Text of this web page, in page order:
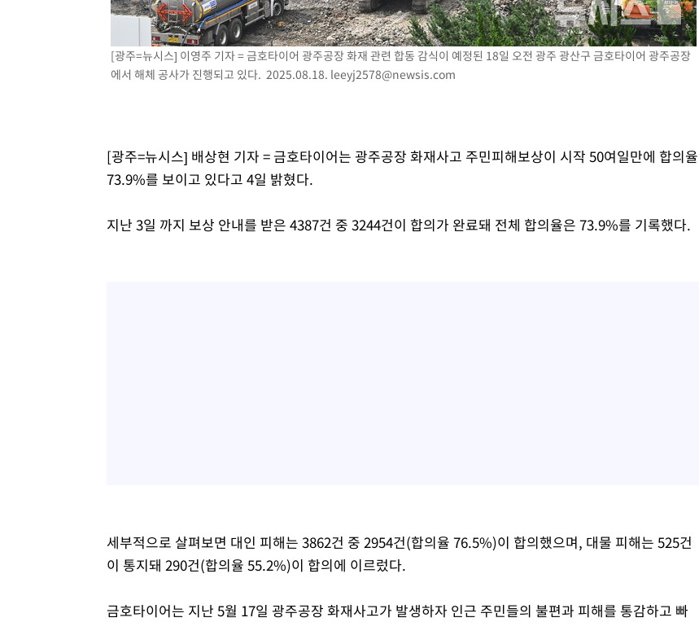
[속보]종합특검, 대검 추가 압수수색…내란 중요임무종사 혐의
[속보]코스닥, 800p 회복…0.26% 오른 801.67 마감
[속보]코스피, 301.88포인트(4.58%) 내린 6296.38 마감
[속보]원·달러 환율, 0.7원 내린 1423.8원 마감
[광주=뉴시스] 이영주 기자 = 금호타이어 광주공장 화재 관련 합동 감식이 예정된 18일 오전 광주 광산구 금호타이어 광주공장
에서 해체 공사가 진행되고 있다. 2025.08.18. leeyj2578@newsis.com
[광주=뉴시스] 배상현 기자 = 금호타이어는 광주공장 화재사고 주민피해보상이 시작 50여일만에 합의율
73.9%를 보이고 있다고 4일 밝혔다.
지난 3일 까지 보상 안내를 받은 4387건 중 3244건이 합의가 완료돼 전체 합의율은 73.9%를 기록했다.
세부적으로 살펴보면 대인 피해는 3862건 중 2954건(합의율 76.5%)이 합의했으며, 대물 피해는 525건
이 통지돼 290건(합의율 55.2%)이 합의에 이르렀다.
금호타이어는 지난 5월 17일 광주공장 화재사고가 발생하자 인근 주민들의 불편과 피해를 통감하고 빠